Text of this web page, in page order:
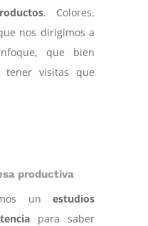
. Colores,
nos dirigimos a
que bien
tener visitas que
productiva
unestudios
para saber